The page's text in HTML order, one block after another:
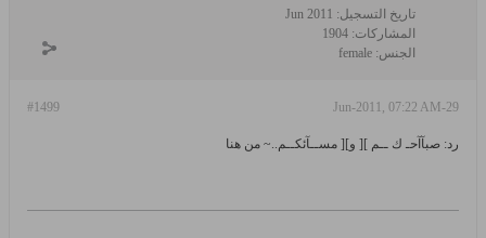
تاريخ التسجيل: Jun 2011
المشاركات: 1904
الجنس: female
#1499 29-Jun-2011, 07:22 AM
رد: صبآآحـ ك ــم ][ و][ مســآئكــم..~ من هنا